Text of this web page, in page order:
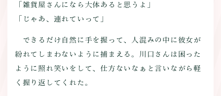
「雑貨屋さんになら大体あると思うよ」
「じゃあ、連れていって」
できるだけ自然に手を握って、人混みの中に彼女が
紛れてしまわないように捕まえる。川口さんは困った
ように照れ笑いをして、仕方ないなぁと言いながら軽
く握り返してくれた。